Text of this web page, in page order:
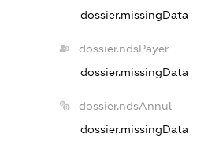
dossier.missingData
dossier.ndsPayer
dossier.missingData
dossier.ndsAnnul
dossier.missingData